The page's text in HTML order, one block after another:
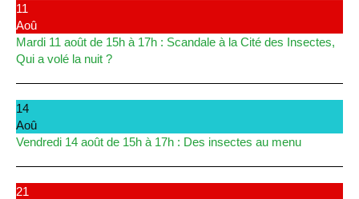
11
Aoû
Mardi 11 août de 15h à 17h : Scandale à la Cité des Insectes,
Qui a volé la nuit ?
14
Aoû
Vendredi 14 août de 15h à 17h : Des insectes au menu
21